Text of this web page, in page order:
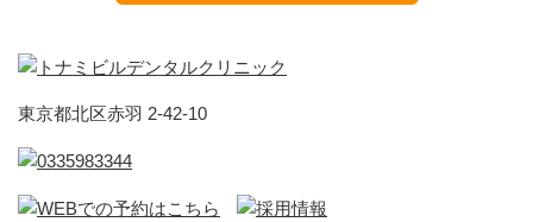
東京都北区赤羽 2-42-10